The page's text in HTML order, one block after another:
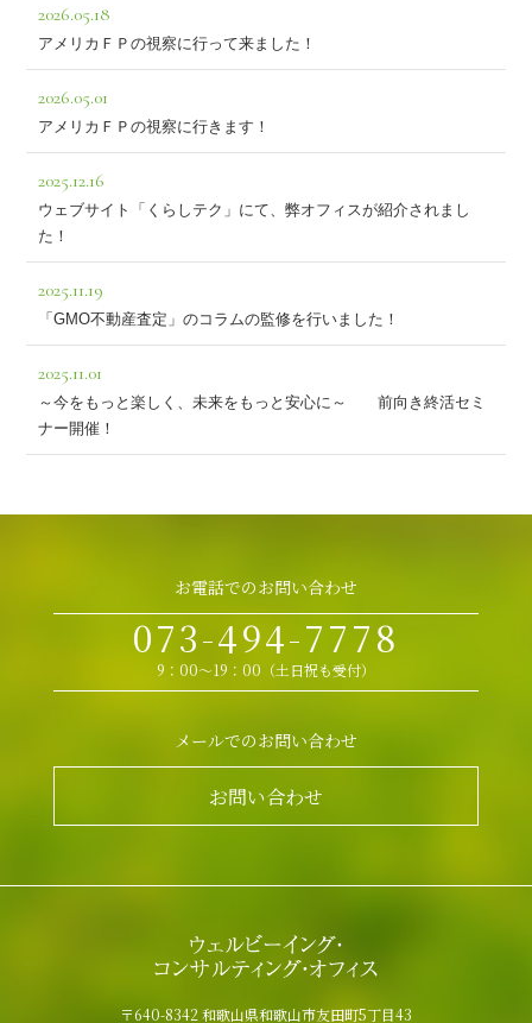
2026.05.18
アメリカＦＰの視察に行って来ました！
2026.05.01
アメリカＦＰの視察に行きます！
2025.12.16
ウェブサイト「くらしテク」にて、弊オフィスが紹介されまし
た！
2025.11.19
「GMO不動産査定」のコラムの監修を行いました！
2025.11.01
～今をもっと楽しく、未来をもっと安心に～ 前向き終活セミ
ナー開催！
お電話でのお問い合わせ
073-494-7778
9：00～19：00（土日祝も受付）
メールでのお問い合わせ
お問い合わせ
〒640-8342 和歌山県和歌山市友田町5丁目43